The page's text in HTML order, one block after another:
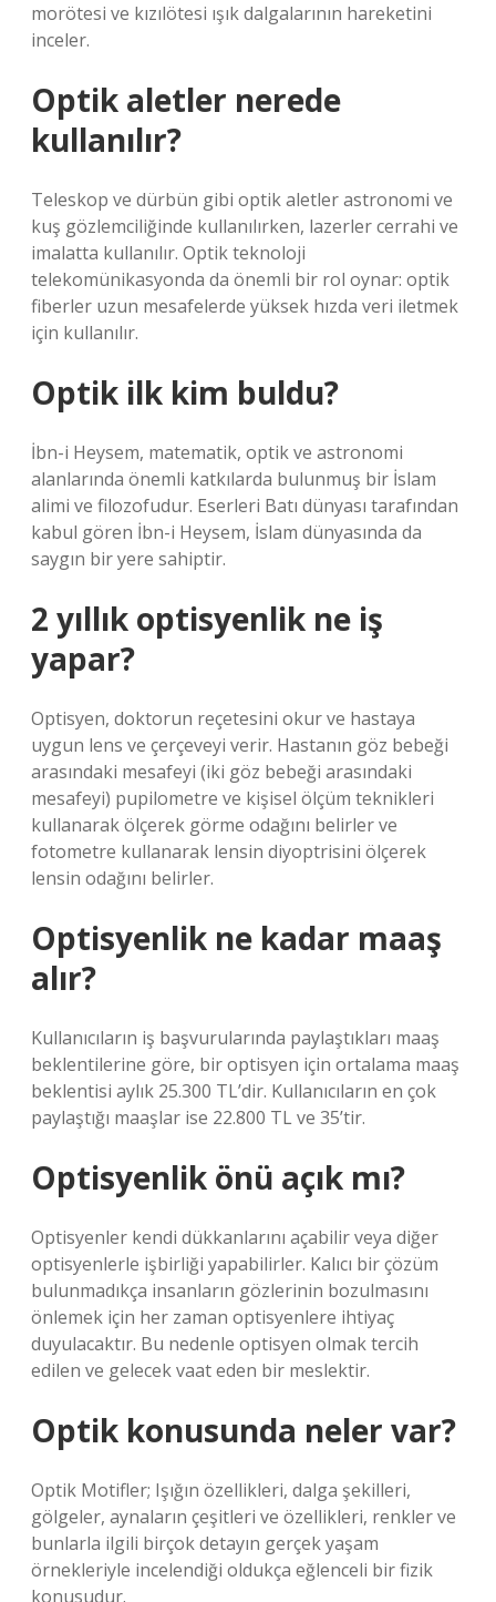
morötesi ve kızılötesi ışık dalgalarının hareketini
inceler.
Optik aletler nerede
kullanılır?
Teleskop ve dürbün gibi optik aletler astronomi ve
kuş gözlemciliğinde kullanılırken, lazerler cerrahi ve
imalatta kullanılır. Optik teknoloji
telekomünikasyonda da önemli bir rol oynar: optik
fiberler uzun mesafelerde yüksek hızda veri iletmek
için kullanılır.
Optik ilk kim buldu?
İbn-i Heysem, matematik, optik ve astronomi
alanlarında önemli katkılarda bulunmuş bir İslam
alimi ve filozofudur. Eserleri Batı dünyası tarafından
kabul gören İbn-i Heysem, İslam dünyasında da
saygın bir yere sahiptir.
2 yıllık optisyenlik ne iş
yapar?
Optisyen, doktorun reçetesini okur ve hastaya
uygun lens ve çerçeveyi verir. Hastanın göz bebeği
arasındaki mesafeyi (iki göz bebeği arasındaki
mesafeyi) pupilometre ve kişisel ölçüm teknikleri
kullanarak ölçerek görme odağını belirler ve
fotometre kullanarak lensin diyoptrisini ölçerek
lensin odağını belirler.
Optisyenlik ne kadar maaş
alır?
Kullanıcıların iş başvurularında paylaştıkları maaş
beklentilerine göre, bir optisyen için ortalama maaş
beklentisi aylık 25.300 TL’dir. Kullanıcıların en çok
paylaştığı maaşlar ise 22.800 TL ve 35’tir.
Optisyenlik önü açık mı?
Optisyenler kendi dükkanlarını açabilir veya diğer
optisyenlerle işbirliği yapabilirler. Kalıcı bir çözüm
bulunmadıkça insanların gözlerinin bozulmasını
önlemek için her zaman optisyenlere ihtiyaç
duyulacaktır. Bu nedenle optisyen olmak tercih
edilen ve gelecek vaat eden bir meslektir.
Optik konusunda neler var?
Optik Motifler; Işığın özellikleri, dalga şekilleri,
gölgeler, aynaların çeşitleri ve özellikleri, renkler ve
bunlarla ilgili birçok detayın gerçek yaşam
örnekleriyle incelendiği oldukça eğlenceli bir fizik
konusudur.